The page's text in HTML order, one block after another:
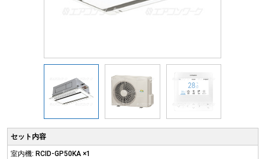
セット内容
室内機: RCID-GP50KA ×1